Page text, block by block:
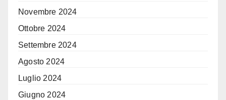
Novembre 2024
Ottobre 2024
Settembre 2024
Agosto 2024
Luglio 2024
Giugno 2024